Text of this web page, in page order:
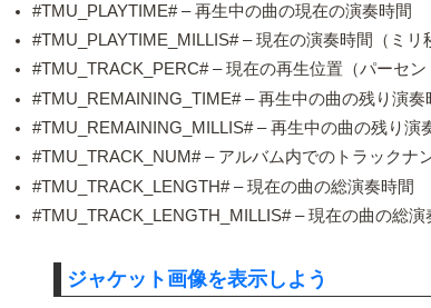
#TMU_PLAYTIME# – 再生中の曲の現在の演奏時間
#TMU_PLAYTIME_MILLIS# – 現在の演奏時間（ミリ
#TMU_TRACK_PERC# – 現在の再生位置（パーセン
#TMU_REMAINING_TIME# – 再生中の曲の残り演奏
#TMU_REMAINING_MILLIS# – 再生中の曲の残り演
#TMU_TRACK_NUM# – アルバム内でのトラックナ
#TMU_TRACK_LENGTH# – 現在の曲の総演奏時間
#TMU_TRACK_LENGTH_MILLIS# – 現在の曲の総演
ジャケット画像を表示しよう